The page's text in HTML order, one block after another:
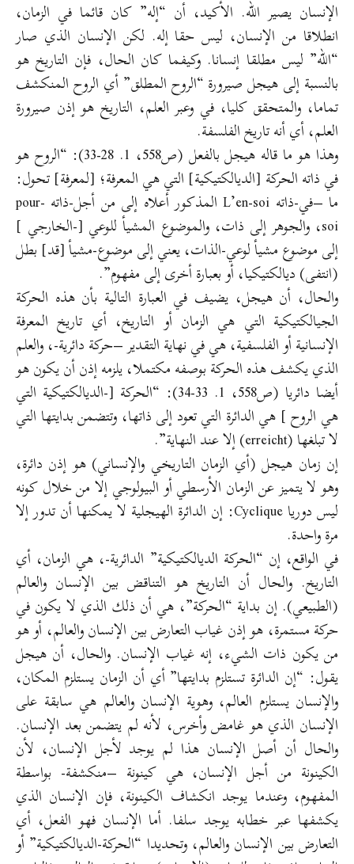
الإنسان يصير الله. الأكيد، أن “إله” كان قائما في الزمان،
انطلاقا من الإنسان، ليس حقا إله. لكن الإنسان الذي صار
“الله” ليس مطلقا إنسانا. وكيفما كان الحال، فإن التاريخ هو
بالنسبة إلى هيجل صيرورة “الروح المطلق” أي الروح المنكشف
تماما، والمتحقق كليا، في وعبر العلم، التاريخ هو إذن صيرورة
العلم، أي أنه تاريخ الفلسفة.
وهذا هو ما قاله هيجل بالفعل (ص558، 1. 28-33): “الروح هو
في ذاته الحركة [الديالكتيكية] التي هي المعرفة؛ [لمعرفة] تحول:
ما –في-ذاته L’en-soi المذكور أعلاه إلى من أجل-ذاته pour-
soi، والجوهر إلى ذات، والموضوع المشيأ للوعي [-الخارجي ]
إلى موضوع مشيأ لوعي-الذات، يعني إلى موضوع-مشيأ [قد] بطل
(انتفى) ديالكتيكيا، أو بعبارة أخرى إلى مفهوم”.
والحال، أن هيجل، يضيف في العبارة التالية بأن هذه الحركة
الجيالكتيكية التي هي الزمان أو التاريخ، أي تاريخ المعرفة
الإنسانية أو الفلسفية، هي في نهاية التقدير –حركة دائرية-، والعلم
الذي يكشف هذه الحركة بوصفه مكتملا، يلزمه إذن أن يكون هو
أيضا دائريا (ص558، 1. 33-34): “الحركة [-الديالكتيكية التي
هي الروح ] هي الدائرة التي تعود إلى ذاتها، وتتضمن بدايتها التي
لا تبلغها (erreicht) إلا عند النهاية”.
إن زمان هيجل (أي الزمان التاريخي والإنساني) هو إذن دائرة،
وهو لا يتميز عن الزمان الأرسطي أو البيولوجي إلا من خلال كونه
ليس دوريا Cyclique: إن الدائرة الهيجلية لا يمكنها أن تدور إلا
مرة واحدة.
في الواقع، إن “الحركة الديالكتيكية” الدائرية-، هي الزمان، أي
التاريخ. والحال أن التاريخ هو التناقض بين الإنسان والعالم
(الطبيعي). إن بداية “الحركة”، هي أن ذلك الذي لا يكون في
حركة مستمرة، هو إذن غياب التعارض بين الإنسان والعالم، أو هو
من يكون ذات الشيء، إنه غياب الإنسان. والحال، أن هيجل
يقول: “إن الدائرة تستلزم بدايتها” أي أن الزمان يستلزم المكان،
والإنسان يستلزم العالم، وهوية الإنسان والعالم هي سابقة على
الإنسان الذي هو غامض وأخرس، لأنه لم يتضمن بعد الإنسان.
والحال أن أصل الإنسان هذا لم يوجد لأجل الإنسان، لأن
الكينونة من أجل الإنسان، هي كينونة –منكشفة- بواسطة
المفهوم، وعندما يوجد انكشاف الكينونة، فإن الإنسان الذي
يكشفها عبر خطابه يوجد سلفا. أما الإنسان فهو الفعل، أي
التعارض بين الإنسان والعالم، وتحديدا “الحركة-الديالكتيكية” أو